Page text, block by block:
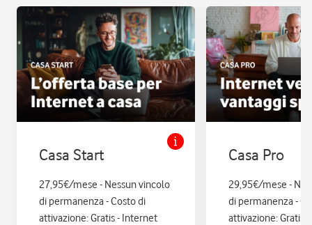
Casa Start
27,95€/mese - Nessun vincolo
di permanenza - Costo di
attivazione: Gratis - Internet
Casa Pro
29,95€/mese -
di permanenza -
attivazione: Gratis.